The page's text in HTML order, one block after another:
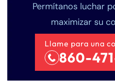
Permítanos luchar
maximizar su
Llame para una
860-